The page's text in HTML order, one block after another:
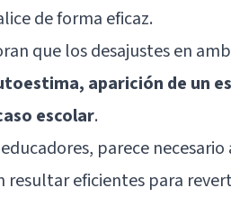
de forma eficaz.
que los desajustes en
aparición de un
escolar.
parece necesario
resultar eficientes para